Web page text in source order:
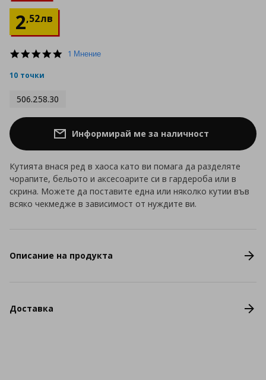
2,52лв
5.01 Мнение
10 точки
506.258.30
Информирай ме за наличност
Кутията внася ред в хаоса като ви помага да разделяте
чорапите, бельото и аксесоарите си в гардероба или в
скрина. Можете да поставите една или няколко кутии във
всяко чекмедже в зависимост от нуждите ви.
Описание на продукта
Доставка